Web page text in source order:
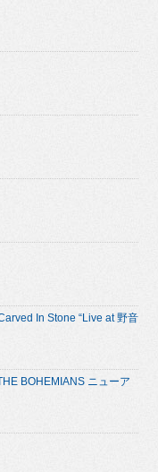
In Stone “Live at 野音
BOHEMIANS ニューア